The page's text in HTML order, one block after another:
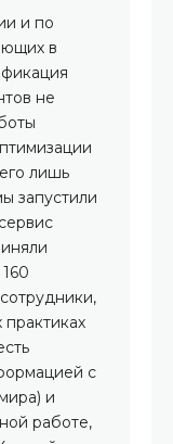
и по
в
не
лишь
запустили
с
и
работе,